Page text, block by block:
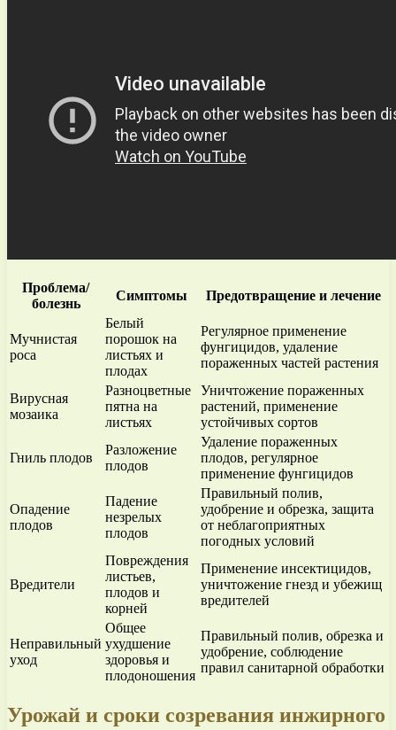
Проблема/
болезнь
Симптомы Предотвращение и лечение
Мучнистая
роса
Белый
порошок на
листьях и
плодах
Регулярное применение
фунгицидов, удаление
пораженных частей растения
Вирусная
мозаика
Разноцветные
пятна на
листьях
Уничтожение пораженных
растений, применение
устойчивых сортов
Гниль плодов
Разложение
плодов
Удаление пораженных
плодов, регулярное
применение фунгицидов
Опадение
плодов
Падение
незрелых
плодов
Правильный полив,
удобрение и обрезка, защита
от неблагоприятных
погодных условий
Вредители
Повреждения
листьев,
плодов и
корней
Применение инсектицидов,
уничтожение гнезд и убежищ
вредителей
Неправильный
уход
Общее
ухудшение
здоровья и
плодоношения
Правильный полив, обрезка и
удобрение, соблюдение
правил санитарной обработки
Урожай и сроки созревания инжирного